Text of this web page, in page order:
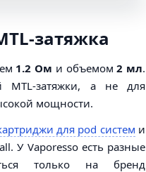
затяжка
1.2 Ом и объемом2 мл.
MTL-затяжки, а не для
мощности.
для pod систем и
У Vaporesso есть разные
только на бренд